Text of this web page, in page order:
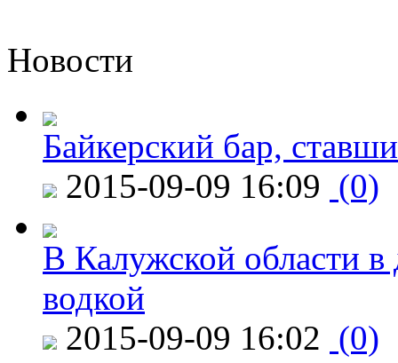
Новости
Байкерский бар,
2015-09-09 16:09 (0)
В Калужской области в
водкой
2015-09-09 16:02 (0)